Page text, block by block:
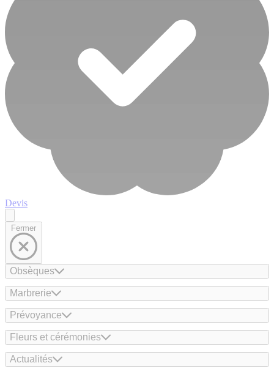
Devis
Fermer
Obsèques
Marbrerie
Prévoyance
Fleurs et cérémonies
Actualités